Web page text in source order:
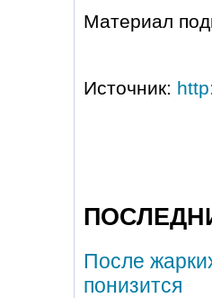
Материал
Источник:
После
понизится